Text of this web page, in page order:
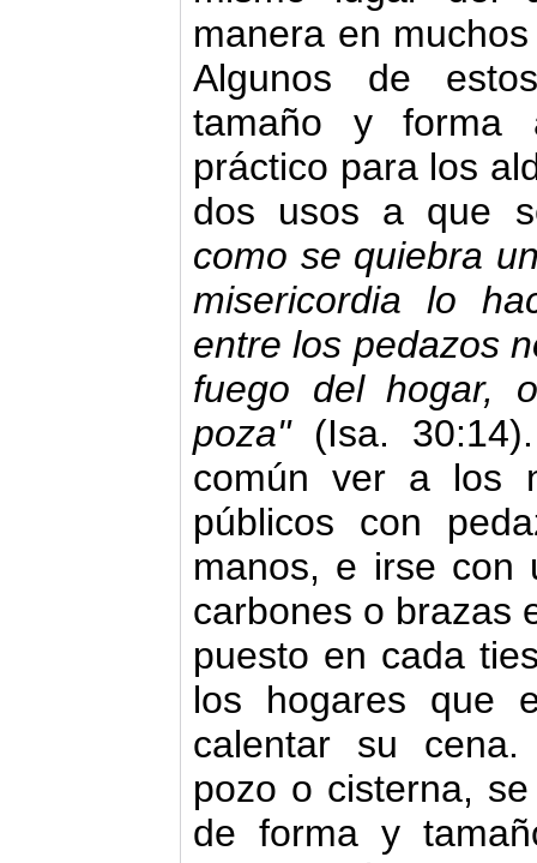
manera en
Algunos de
tamaño y forma
práctico para los
dos usos a que
como se quiebra
misericordia lo
entre los pedazos
fuego del hogar,
poza" (Isa.
común ver a los
públicos con
manos, e irse con
carbones o brazas
puesto en cada
los hogares que
calentar su
pozo o cisterna,
de forma y